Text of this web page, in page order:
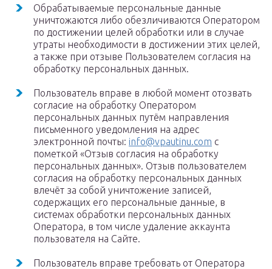
Обрабатываемые персональные данные
уничтожаются либо обезличиваются Оператором
по достижении целей обработки или в случае
утраты необходимости в достижении этих целей,
а также при отзыве Пользователем согласия на
обработку персональных данных.
Пользователь вправе в любой момент отозвать
согласие на обработку Оператором
персональных данных путём направления
письменного уведомления на адрес
электронной почты: info@vpautinu.com с
пометкой «Отзыв согласия на обработку
персональных данных». Отзыв пользователем
согласия на обработку персональных данных
влечёт за собой уничтожение записей,
содержащих его персональные данные, в
системах обработки персональных данных
Оператора, в том числе удаление аккаунта
пользователя на Сайте.
Пользователь вправе требовать от Оператора